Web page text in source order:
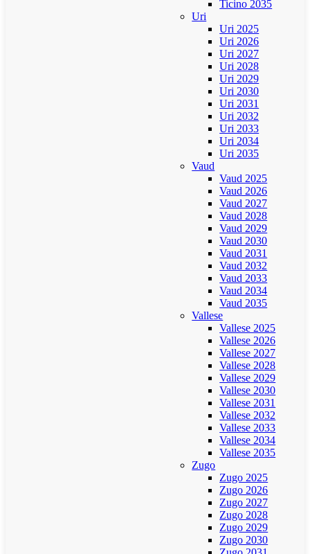
Ticino 2035
Uri
Uri 2025
Uri 2026
Uri 2027
Uri 2028
Uri 2029
Uri 2030
Uri 2031
Uri 2032
Uri 2033
Uri 2034
Uri 2035
Vaud
Vaud 2025
Vaud 2026
Vaud 2027
Vaud 2028
Vaud 2029
Vaud 2030
Vaud 2031
Vaud 2032
Vaud 2033
Vaud 2034
Vaud 2035
Vallese
Vallese 2025
Vallese 2026
Vallese 2027
Vallese 2028
Vallese 2029
Vallese 2030
Vallese 2031
Vallese 2032
Vallese 2033
Vallese 2034
Vallese 2035
Zugo
Zugo 2025
Zugo 2026
Zugo 2027
Zugo 2028
Zugo 2029
Zugo 2030